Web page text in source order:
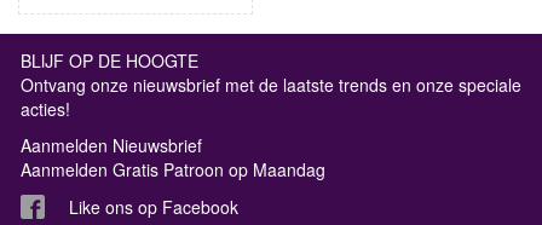
BLIJF OP DE HOOGTE
Ontvang onze nieuwsbrief met de laatste trends en onze speciale
acties!
Aanmelden Nieuwsbrief
Aanmelden Gratis Patroon op Maandag
Like ons op Facebook